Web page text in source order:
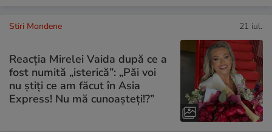
Stiri Mondene 21 iul.
Reacția Mirelei Vaida după ce a
fost numită „isterică”: „Păi voi
nu știți ce am făcut în Asia
Express! Nu mă cunoașteți!?”